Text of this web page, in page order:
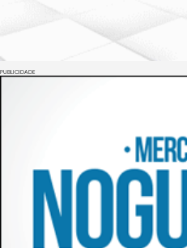
PUBLICIDADE